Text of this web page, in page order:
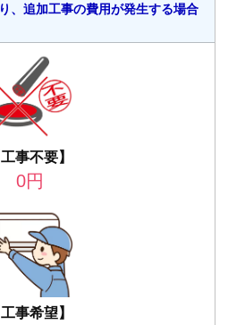
、追加工事の費用が発生する場合
工事不要】
0円
工事希望】